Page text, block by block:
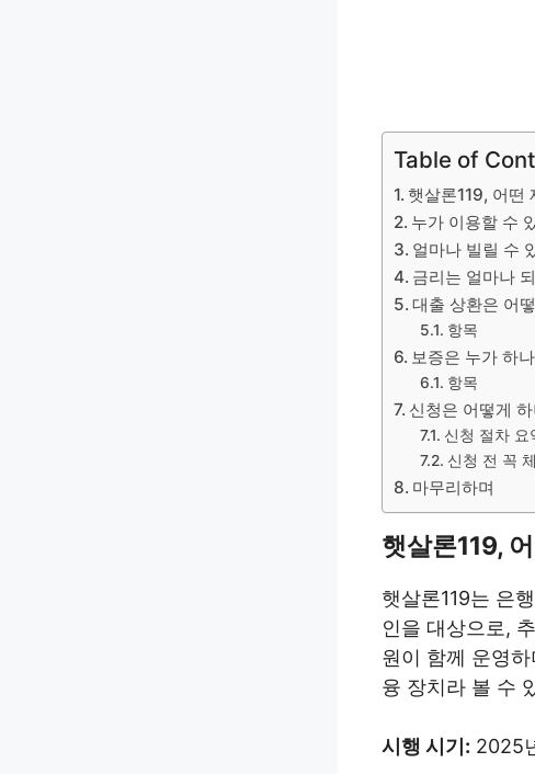
Table of
햇살론119, 어떤
누가 이용할 수
얼마나 빌릴 수
금리는 얼마나
대출 상환은 어
항목
보증은 누가 하
항목
신청은 어떻게
신청 절차 요
신청 전 꼭
마무리하며
햇살론119,
햇살론119는 은
인을 대상으로,
원이 함께 운영
융 장치라 볼 수
시행 시기: 2025